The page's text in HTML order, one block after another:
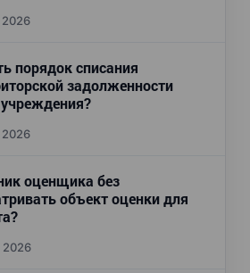
порядок списания
задолженности
учреждения?
оценщика без
объект оценки для
2026